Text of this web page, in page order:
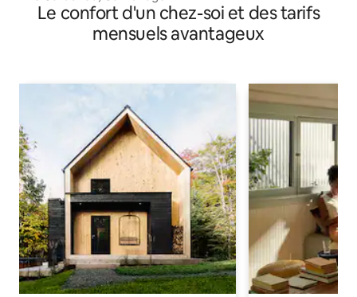
Le confort d'un chez-soi et des tarifs
mensuels avantageux